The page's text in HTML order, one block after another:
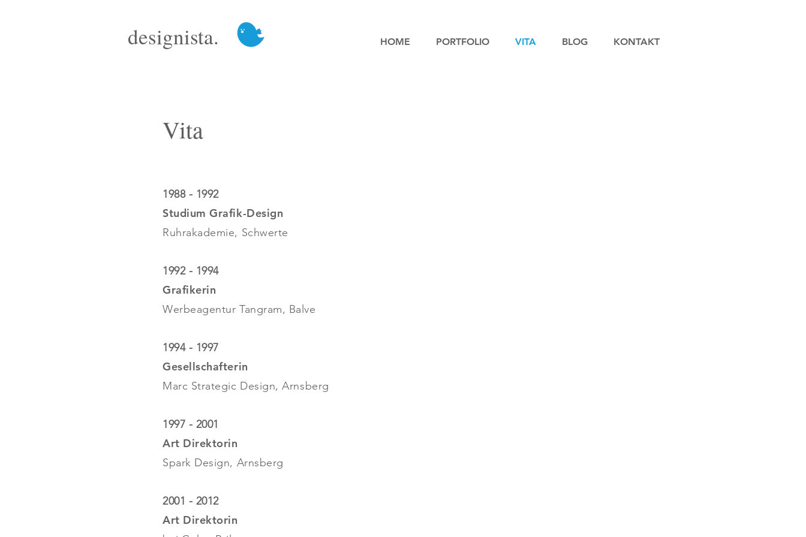
designista. HOME PORTFOLIO VITA BLOG KONTAKT
Vita
1988 - 1992
Studium Grafik-Design
Ruhrakademie, Schwerte
1992 - 1994
Grafikerin
Werbeagentur Tangram, Balve
1994 - 1997
Gesellschafterin
Marc Strategic Design, Arnsberg
1997 - 2001
Art Direktorin
Spark Design, Arnsberg
2001 - 2012
Art Direktorin